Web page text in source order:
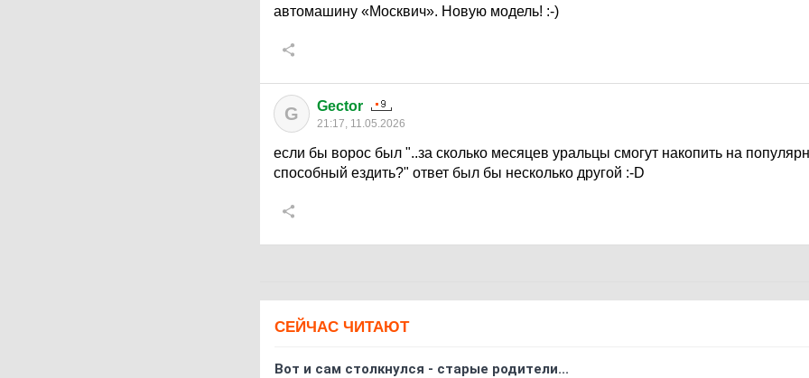
автомашину «Москвич». Новую модель! :-)
G Gector
21:17, 11.05.2026
если бы ворос был "..за сколько месяцев уральцы смогут накопить на
способный ездить?" ответ был бы несколько другой :-D
СЕЙЧАС ЧИТАЮТ
Вот и сам столкнулся - старые родители...